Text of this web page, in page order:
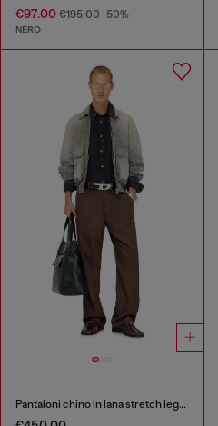
€97.00 €195.00-50%
NERO
Pantaloni chino in lana stretch leggera